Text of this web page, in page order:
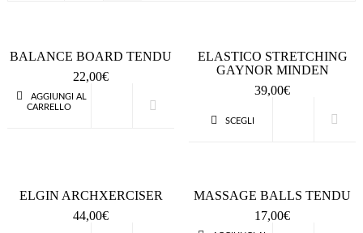
AGGIUNGI AL
CARRELLO
BALANCE BOARD TENDU
22,00€
SCEGLI
ELASTICO STRETCHING
GAYNOR MINDEN
39,00€
ELGIN ARCHXERCISER
44,00€
MASSAGE BALLS TENDU
17,00€